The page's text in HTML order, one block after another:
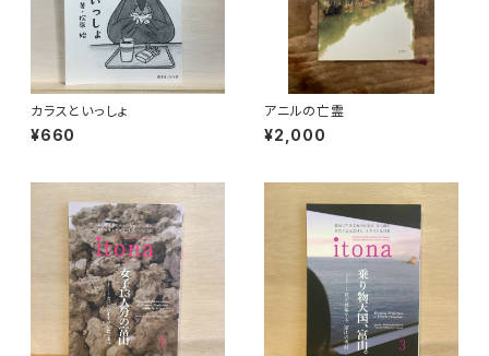
カラスといっしょ
¥660
アニルの亡霊
¥2,000